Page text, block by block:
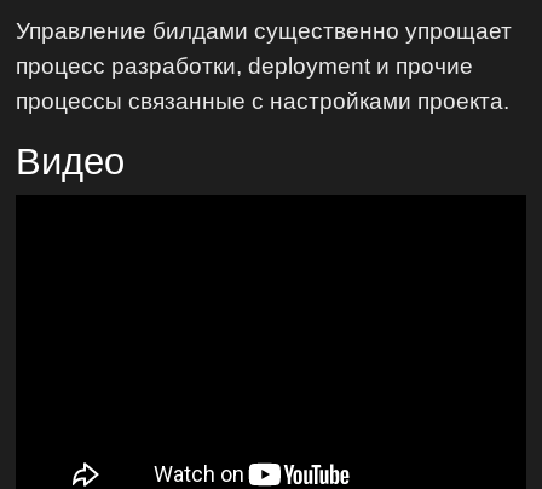
Управление билдами существенно упрощает
процесс разработки, deployment и прочие
процессы связанные с настройками проекта.
Видео